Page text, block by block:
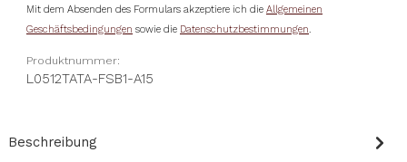
Mit dem Absenden des Formulars akzeptiere ich die Allgemeinen
Geschäftsbedingungen sowie die Datenschutzbestimmungen.
Produktnummer:
L0512TATA-FSB1-A15
Beschreibung